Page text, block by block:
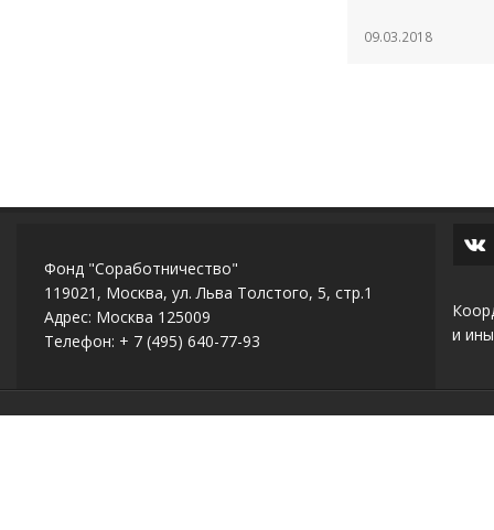
09.03.2018
Фонд "Соработничество"
119021, Москва, ул. Льва Толстого, 5, стр.1
Адрес: Москва 125009
Телефон: + 7 (495) 640-77-93
и